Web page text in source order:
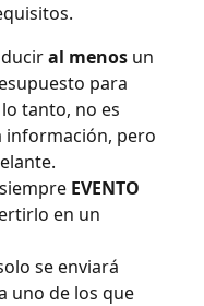
al menos un
para
tanto, no es
información, pero
EVENTO
en un
se enviará
uno de los que